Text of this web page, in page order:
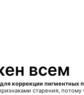
всем
коррекции пигментных
старения,